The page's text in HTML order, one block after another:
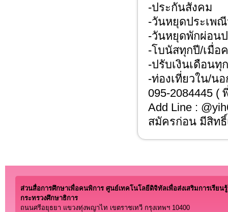
-ประกันสังคม
-วันหยุดประเพ
-วันหยุดพักผ่อน
-โบนัสทุกปี/เมื่อ
-ปรับเงินเดือนทุ
-ท่องเที่ยวใน/น
095-2084445 (
Add Line​ :
สมัครก่อน มีสิท
ส่วนสื่อการศึกษาเพื่อคนพิการ ศูนย์เทคโนโลยีดิจิทัลเพื่อส่งเสริมการเรียนรู้
กระทรวงศึกษาธิการ
ถนนศรีอยุธยา แขวงทุ่งพญาไท เขตราชเทวี กรุงเทพฯ 10400